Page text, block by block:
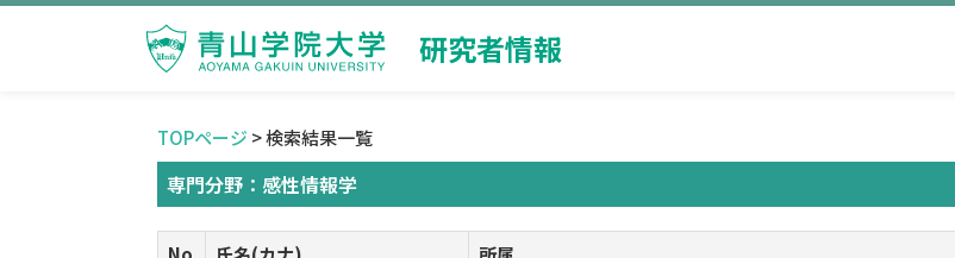
研究者情報
TOPページ > 検索結果一覧
専門分野：感性情報学